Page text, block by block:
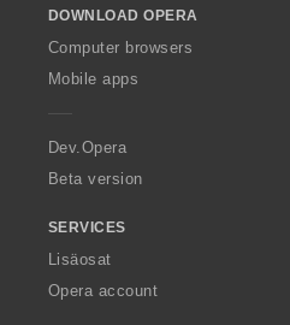
w
O
p
a
DOWNLOAD OPERA
Computer browsers
Mobile apps
Dev.Opera
Beta version
SERVICES
Lisäosat
Opera account